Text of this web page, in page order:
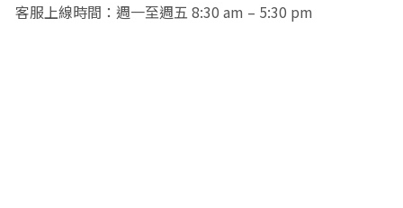
客服上線時間：週一至週五 8:30 am – 5:30 pm